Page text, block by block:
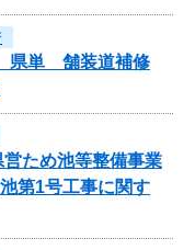
県単 舗装道補修
営ため池等整備事業
第1号工事に関す